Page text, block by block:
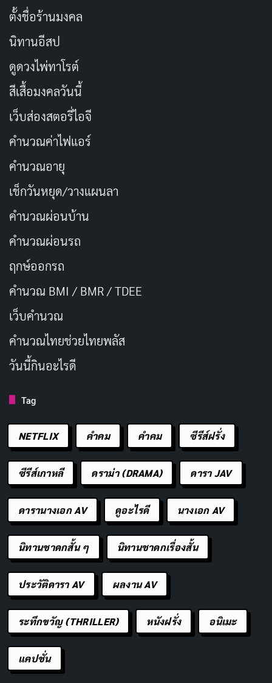
ตั้งชื่อร้านมงคล
นิทานอีสป
ดูดวงไพ่ทาโรต์
สีเสื้อมงคลวันนี้
เว็บส่องสตอรี่ไอจี
คำนวณค่าไฟแอร์
คำนวณอายุ
เช็กวันหยุด/วางแผนลา
คำนวณผ่อนบ้าน
คำนวณผ่อนรถ
ฤกษ์ออกรถ
คำนวณ BMI / BMR / TDEE
เว็บคํานวณ
คํานวณไทยช่วยไทยพลัส
วันนี้กินอะไรดี
Tag
NETFLIX คำคม คําคม ซีรีส์ฝรั่ง
ซีรีส์เกาหลี ดราม่า (DRAMA) ดารา JAV
ดารานางเอก AV ดูอะไรดี นางเอก AV
นิทานชาดกสั้น ๆ นิทานชาดกเรื่องสั้น
ประวัติดารา AV ผลงาน AV
ระทึกขวัญ (THRILLER) หนังฝรั่ง อนิเมะ
แคปชั่น